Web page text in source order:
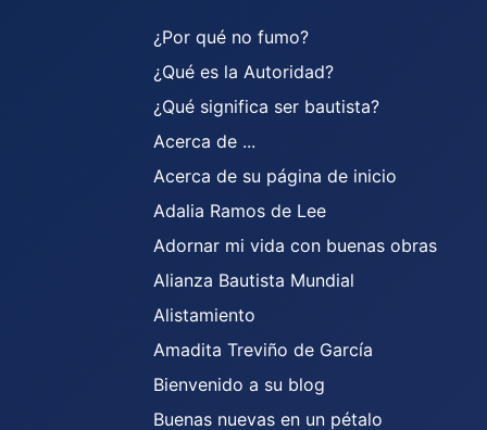
¿Por qué no fumo?
¿Qué es la Autoridad?
¿Qué significa ser bautista?
Acerca de ...
Acerca de su página de inicio
Adalia Ramos de Lee
Adornar mi vida con buenas obras
Alianza Bautista Mundial
Alistamiento
Amadita Treviño de García
Bienvenido a su blog
Buenas nuevas en un pétalo